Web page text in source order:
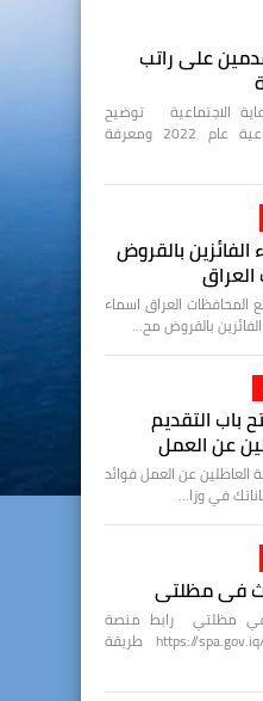
على راتب
الاجتماعية توضيح
المتقدمين على راتب الرعاية الاجتماعية عام 2022 ومعرفة
بالقروض
المحافظات العراق اسماء
بالقروض مح…
باب التقديم
عن العمل
العاطلين عن العمل فوائد
في وزا…
في مظلتي
مظلتي رابط منصة
مظلتي أدناه https://spa.gov.iq/umbrella/index.aspx طريقة